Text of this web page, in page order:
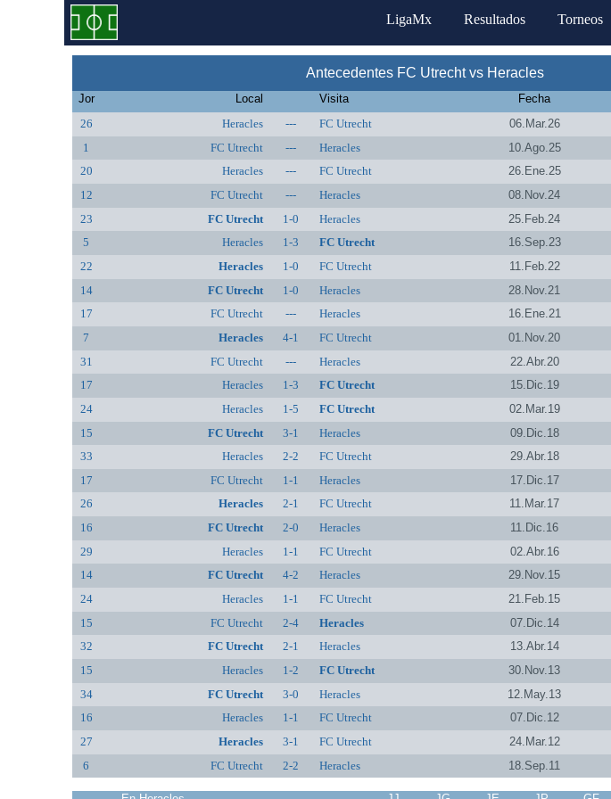
LigaMx Resultados Torneos
Antecedentes FC Utrecht vs Heracles
Jor Local Visita Fecha
26
Heracles --- FC Utrecht 06.Mar.26
1
FC Utrecht --- Heracles 10.Ago.25
20
Heracles --- FC Utrecht 26.Ene.25
12
FC Utrecht --- Heracles 08.Nov.24
23
FC Utrecht 1-0 Heracles 25.Feb.24
5
Heracles 1-3 FC Utrecht 16.Sep.23
22
Heracles 1-0 FC Utrecht 11.Feb.22
14
FC Utrecht 1-0 Heracles 28.Nov.21
17
FC Utrecht --- Heracles 16.Ene.21
7
Heracles 4-1 FC Utrecht 01.Nov.20
31
FC Utrecht --- Heracles 22.Abr.20
17
Heracles 1-3 FC Utrecht 15.Dic.19
24
Heracles 1-5 FC Utrecht 02.Mar.19
15
FC Utrecht 3-1 Heracles 09.Dic.18
33
Heracles 2-2 FC Utrecht 29.Abr.18
17
FC Utrecht 1-1 Heracles 17.Dic.17
26
Heracles 2-1 FC Utrecht 11.Mar.17
16
FC Utrecht 2-0 Heracles 11.Dic.16
29
Heracles 1-1 FC Utrecht 02.Abr.16
14
FC Utrecht 4-2 Heracles 29.Nov.15
24
Heracles 1-1 FC Utrecht 21.Feb.15
15
FC Utrecht 2-4 Heracles 07.Dic.14
32
FC Utrecht 2-1 Heracles 13.Abr.14
15
Heracles 1-2 FC Utrecht 30.Nov.13
34
FC Utrecht 3-0 Heracles 12.May.13
16
Heracles 1-1 FC Utrecht 07.Dic.12
27
Heracles 3-1 FC Utrecht 24.Mar.12
6
FC Utrecht 2-2 Heracles 18.Sep.11